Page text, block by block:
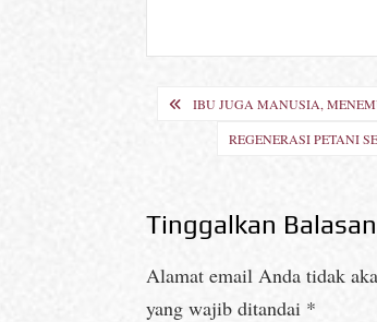
Navigasi
IBU JUGA MANUSIA,
REGENERASI PETANI
Tinggalkan Balasan
Alamat email Anda tidak
yang wajib ditandai *